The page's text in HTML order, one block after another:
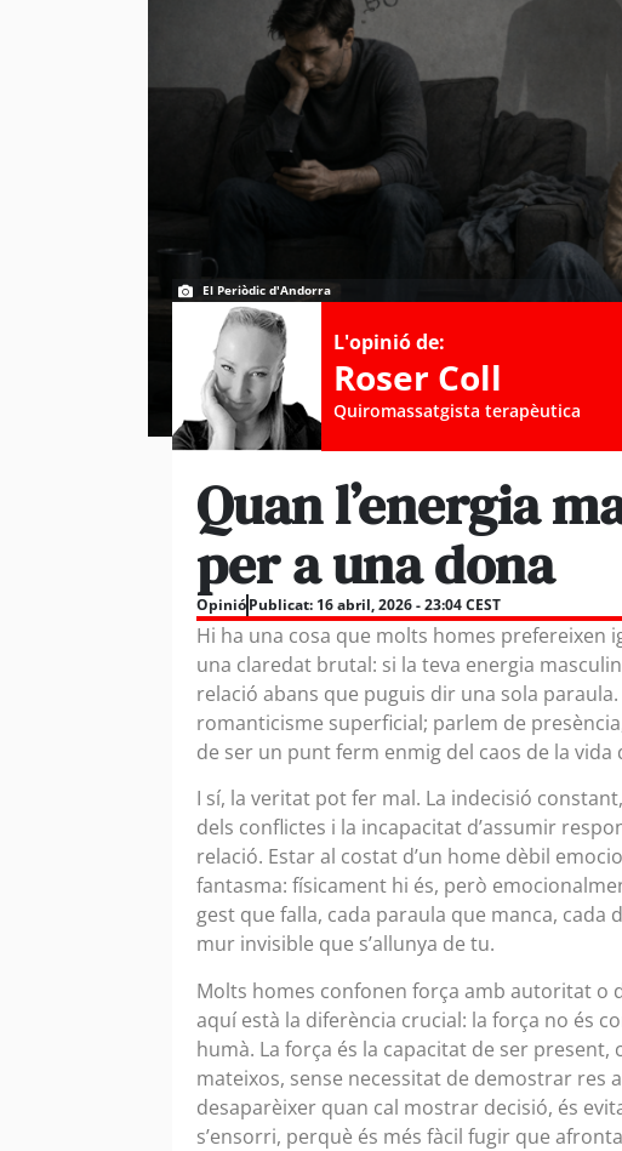
El Periòdic d'Andorra
L'opinió de:
Roser Coll
Quiromassatgista terapèutica
Quan l’energia
per a una dona
OpinióPublicat: 16 abril, 2026 - 23:04 CEST
Hi ha una cosa que molts homes prefereixen
una claredat brutal: si la teva energia
relació abans que puguis dir una sola
romanticisme superficial; parlem de
de ser un punt ferm enmig del caos de la vida
I sí, la veritat pot fer mal. La indecisió
dels conflictes i la incapacitat d’assumir
relació. Estar al costat d’un home dèbil
fantasma: físicament hi és, però
gest que falla, cada paraula que manca,
mur invisible que s’allunya de tu.
Molts homes confonen força amb autoritat o
aquí està la diferència crucial: la força no és
humà. La força és la capacitat de ser
mateixos, sense necessitat de demostrar res
desaparèixer quan cal mostrar decisió, és
s’ensorri, perquè és més fàcil fugir que